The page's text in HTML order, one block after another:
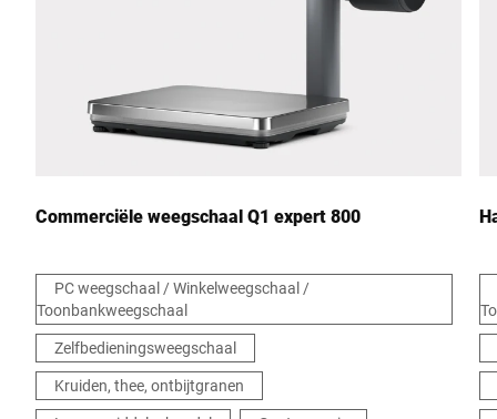
Commerciële weegschaal Q1 expert 800
PC weegschaal / Winkelweegschaal /
Toonbankweegschaal
Zelfbedieningsweegschaal
Kruiden, thee, ontbijtgranen